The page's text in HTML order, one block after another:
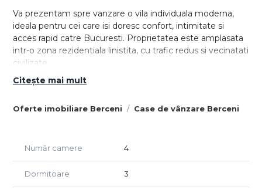
Oferte imobiliare Berceni Case de vânzare Berceni
Va prezentam spre vanzare o vila individuala moderna,
ideala pentru cei care isi doresc confort, intimitate si
acces rapid catre Bucuresti. Proprietatea este amplasata
intr-o zona rezidentiala linistita, cu trafic redus si vecinatati
civilizate.
Detalii generale:
- Suprafata utila: 114 mp
- 2 locuri de parcare incluse
Parter: Living spatios cu bucatarie open-space si zona de
Citește mai mult
Număr camere 4
Dormitoare 3